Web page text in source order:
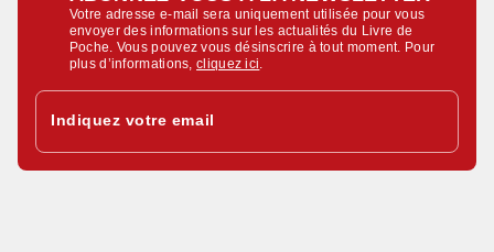
Votre adresse e-mail sera uniquement utilisée pour vous
envoyer des informations sur les actualités du Livre de
Poche. Vous pouvez vous désinscrire à tout moment. Pour
plus d’informations,cliquez ici
Indiquez votre email